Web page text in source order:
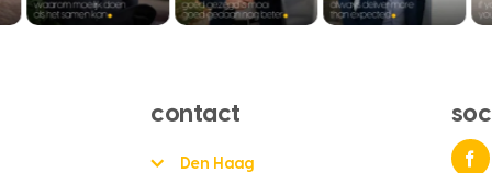
contact
Den Haag